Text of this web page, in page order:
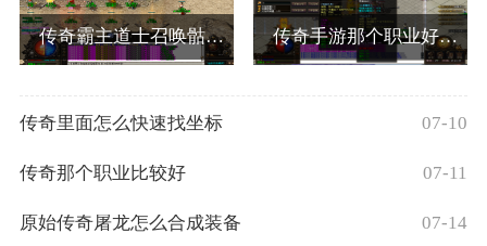
传奇霸主道士召唤骷髅怎么获得的 传奇手游那个职业好玩些
传奇里面怎么快速找坐标 07-10
传奇那个职业比较好 07-11
原始传奇屠龙怎么合成装备 07-14